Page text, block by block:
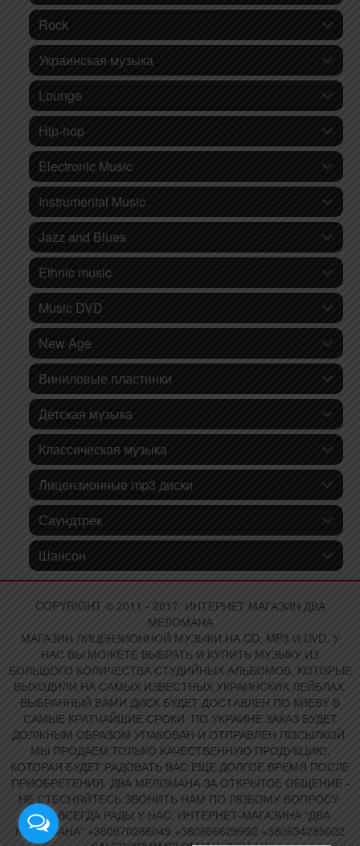
Rock
Украинская музыка
Lounge
Hip-hop
Electronic Music
Instrumental Music
Jazz and Blues
Ethnic music
Music DVD
New Age
Виниловые пластинки
Детская музыка
Классическая музыка
Лицензионные mp3 диски
Саундтрек
Шансон
COPYRIGHT © 2011 - 2017. ИНТЕРНЕТ МАГАЗИН ДВА
МЕЛОМАНА
МАГАЗИН ЛИЦЕНЗИОННОЙ МУЗЫКИ НА CD, MP3 И DVD. У
НАС ВЫ МОЖЕТЕ ВЫБРАТЬ И КУПИТЬ МУЗЫКУ ИЗ
БОЛЬШОГО КОЛИЧЕСТВА СТУДИЙНЫХ АЛЬБОМОВ, КОТОРЫЕ
ВЫХОДИЛИ НА САМЫХ ИЗВЕСТНЫХ УКРАИНСКИХ ЛЕЙБЛАХ.
ВЫБРАННЫЙ ВАМИ ДИСК БУДЕТ ДОСТАВЛЕН ПО КИЕВУ В
САМЫЕ КРАТЧАЙШИЕ СРОКИ, ПО УКРАИНЕ ЗАКАЗ БУДЕТ
ДОЛЖНЫМ ОБРАЗОМ УПАКОВАН И ОТПРАВЛЕН ПОСЫЛКОЙ.
МЫ ПРОДАЕМ ТОЛЬКО КАЧЕСТВЕННУЮ ПРОДУКЦИЮ,
КОТОРАЯ БУДЕТ РАДОВАТЬ ВАС ЕЩЕ ДОЛГОЕ ВРЕМЯ ПОСЛЕ
ПРИОБРЕТЕНИЯ. ДВА МЕЛОМАНА ЗА ОТКРЫТОЕ ОБЩЕНИЕ -
НЕ СТЕСНЯЙТЕСЬ ЗВОНИТЬ НАМ ПО ЛЮБОМУ ВОПРОСУ.
ВАМ ВСЕГДА РАДЫ У НАС. ИНТЕРНЕТ-МАГАЗИНА "ДВА
МЕЛОМАНА" +380970286049 +380666629992 +380634285022